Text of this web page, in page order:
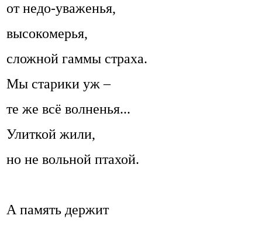
от недо-уваженья,
высокомерья,
сложной гаммы страха.
Мы старики уж –
те же всё волненья...
Улиткой жили,
но не вольной птахой.
А память держит